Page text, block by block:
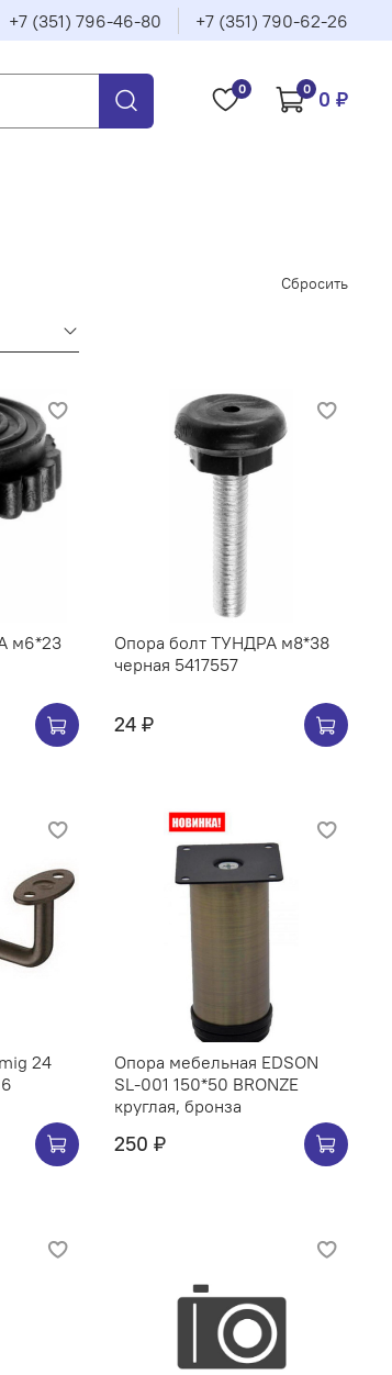
+7 (351) 796-46-80 +7 (351) 790-62-26
0 0 0 ₽
Сбросить
м6*23
Опора болт ТУНДРА м8*38
черная 5417557
24 ₽
6116
Опора мебельная EDSON
SL-001 150*50 BRONZE
круглая, бронза
250 ₽